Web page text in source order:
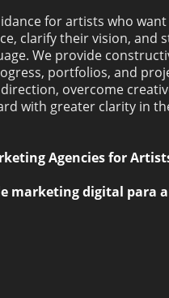
for artists who
clarify their vision, and
We provide
portfolios, and
overcome
with greater clarity in
Agencies for
marketing digital para